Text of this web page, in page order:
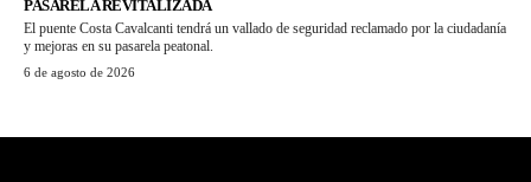
PASARELA REVITALIZADA
El puente Costa Cavalcanti tendrá un vallado de seguridad reclamado por la ciudadanía
y mejoras en su pasarela peatonal.
6 de agosto de 2026